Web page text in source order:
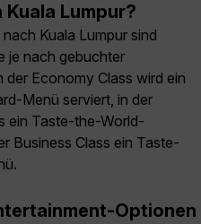
Lumpur?
Kuala Lumpur sind
je nach gebuchter
der Economy Class wird ein
Menü serviert, in der
ein Taste-the-World-
Business Class ein Taste-
Optionen